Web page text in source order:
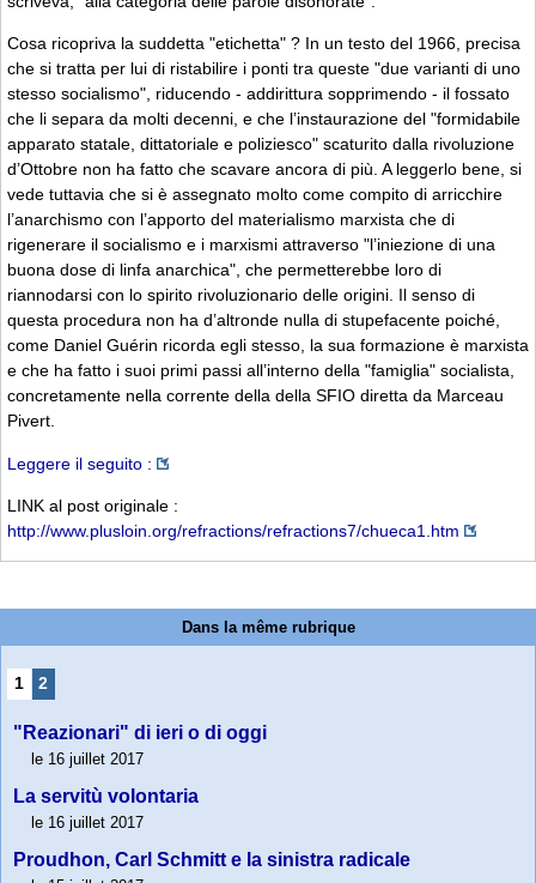
Cosa ricopriva la suddetta "etichetta" ? In un testo del 1966, precisa
che si tratta per lui di ristabilire i ponti tra queste "due varianti di uno
stesso socialismo", riducendo - addirittura sopprimendo - il fossato
che li separa da molti decenni, e che l’instaurazione del "formidabile
apparato statale, dittatoriale e poliziesco" scaturito dalla rivoluzione
d’Ottobre non ha fatto che scavare ancora di più. A leggerlo bene, si
vede tuttavia che si è assegnato molto come compito di arricchire
l’anarchismo con l’apporto del materialismo marxista che di
rigenerare il socialismo e i marxismi attraverso "l’iniezione di una
buona dose di linfa anarchica", che permetterebbe loro di
riannodarsi con lo spirito rivoluzionario delle origini. Il senso di
questa procedura non ha d’altronde nulla di stupefacente poiché,
come Daniel Guérin ricorda egli stesso, la sua formazione è marxista
e che ha fatto i suoi primi passi all’interno della "famiglia" socialista,
concretamente nella corrente della della SFIO diretta da Marceau
Pivert.
Leggere il seguito :
LINK al post originale :
http://www.plusloin.org/refractions/refractions7/chueca1.htm
Dans la même rubrique
1 2
"Reazionari" di ieri o di oggi
le 16 juillet 2017
La servitù volontaria
le 16 juillet 2017
Proudhon, Carl Schmitt e la sinistra radicale